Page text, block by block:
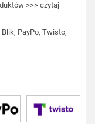
>>> czytaj
Blik, PayPo, Twisto,